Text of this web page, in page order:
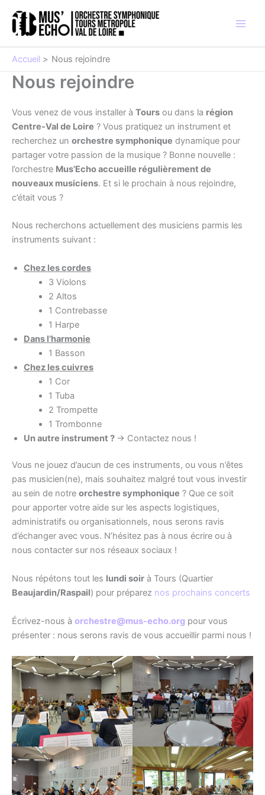
contenu
Accueil Nous rejoindre
Nous rejoindre
Vous venez de vous installer à Tours ou dans la région
Centre-Val de Loire ? Vous pratiquez un instrument et
recherchez un orchestre symphonique dynamique pour
partager votre passion de la musique ? Bonne nouvelle :
l’orchestre Mus’Echo accueille régulièrement de
nouveaux musiciens. Et si le prochain à nous rejoindre,
c’était vous ?
Nous recherchons actuellement des musiciens parmis les
instruments suivant :
Chez les cordes
3 Violons
2 Altos
1 Contrebasse
1 Harpe
Dans l’harmonie
1 Basson
Chez les cuivres
1 Cor
1 Tuba
2 Trompette
1 Trombonne
Un autre instrument ? -> Contactez nous !
Vous ne jouez d’aucun de ces instruments, ou vous n’êtes
pas musicien(ne), mais souhaitez malgré tout vous investir
au sein de notre orchestre symphonique ? Que ce soit
pour apporter votre aide sur les aspects logistiques,
administratifs ou organisationnels, nous serons ravis
d’échanger avec vous. N’hésitez pas à nous écrire ou à
nous contacter sur nos réseaux sociaux !
Nous répétons tout les lundi soir à Tours (Quartier
Beaujardin/Raspail) pour préparez nos prochains concerts
Écrivez-nous à orchestre@mus-echo.org pour vous
présenter : nous serons ravis de vous accueillir parmi nous !